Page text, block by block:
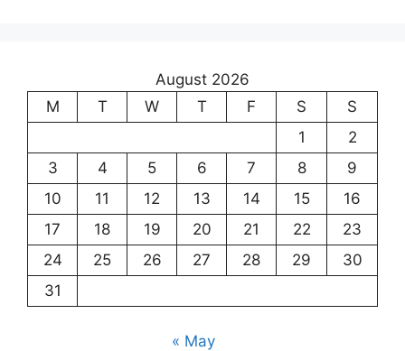
August 2026
M
T W T F S
S
1
2
3
4 5 6 7 8
9
10
11 12 13 14 15
16
17
18 19 20 21 22
23
24
25 26 27 28 29
30
31
« May